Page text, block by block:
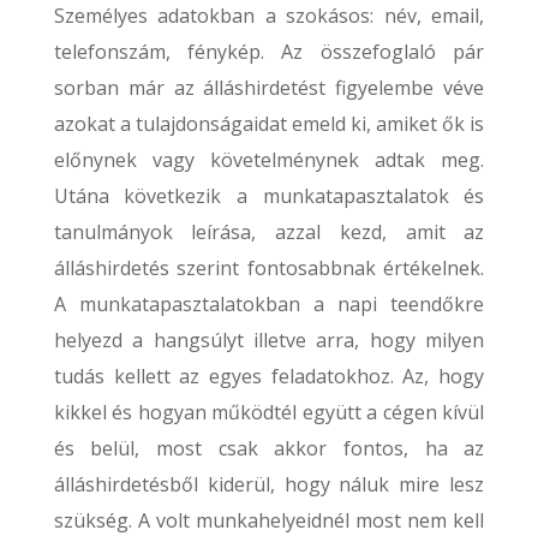
Személyes adatokban a szokásos: név, email,
telefonszám, fénykép. Az összefoglaló pár
sorban már az álláshirdetést figyelembe véve
azokat a tulajdonságaidat emeld ki, amiket ők is
előnynek vagy követelménynek adtak meg.
Utána következik a munkatapasztalatok és
tanulmányok leírása, azzal kezd, amit az
álláshirdetés szerint fontosabbnak értékelnek.
A munkatapasztalatokban a napi teendőkre
helyezd a hangsúlyt illetve arra, hogy milyen
tudás kellett az egyes feladatokhoz. Az, hogy
kikkel és hogyan működtél együtt a cégen kívül
és belül, most csak akkor fontos, ha az
álláshirdetésből kiderül, hogy náluk mire lesz
szükség. A volt munkahelyeidnél most nem kell